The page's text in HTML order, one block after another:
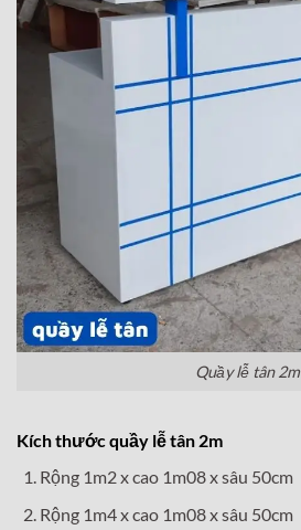
Quầy lễ tân 2m
Kích thước quầy lễ tân 2m
Rộng 1m2 x cao 1m08 x sâu 50cm
Rộng 1m4 x cao 1m08 x sâu 50cm